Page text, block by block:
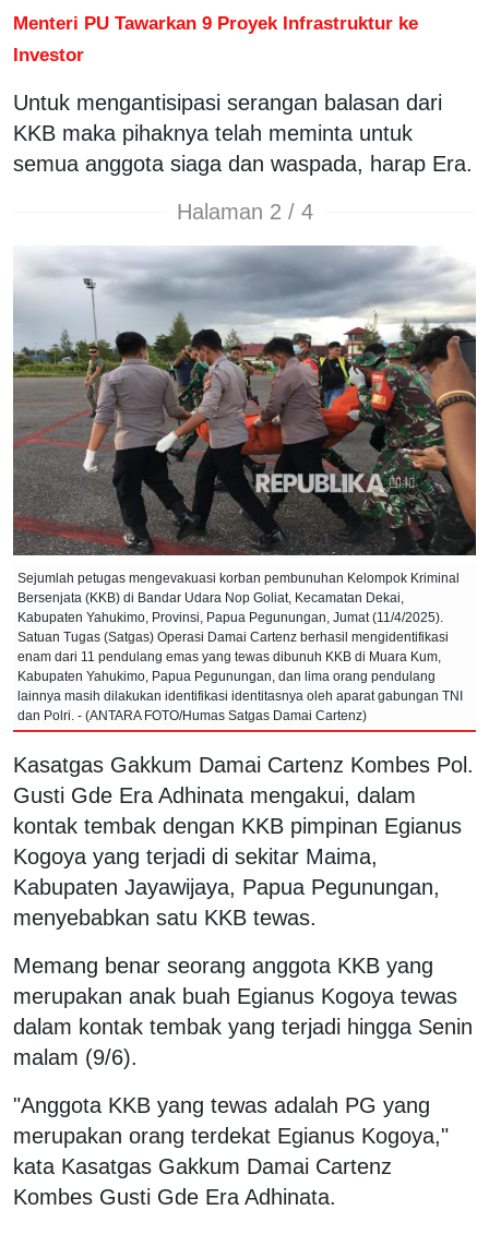
Menteri PU Tawarkan 9 Proyek Infrastruktur ke
Investor
Untuk mengantisipasi serangan balasan dari
KKB maka pihaknya telah meminta untuk
semua anggota siaga dan waspada, harap Era.
Halaman 2 / 4
Sejumlah petugas mengevakuasi korban pembunuhan Kelompok Kriminal
Bersenjata (KKB) di Bandar Udara Nop Goliat, Kecamatan Dekai,
Kabupaten Yahukimo, Provinsi, Papua Pegunungan, Jumat (11/4/2025).
Satuan Tugas (Satgas) Operasi Damai Cartenz berhasil mengidentifikasi
enam dari 11 pendulang emas yang tewas dibunuh KKB di Muara Kum,
Kabupaten Yahukimo, Papua Pegunungan, dan lima orang pendulang
lainnya masih dilakukan identifikasi identitasnya oleh aparat gabungan TNI
dan Polri. - (ANTARA FOTO/Humas Satgas Damai Cartenz)
Kasatgas Gakkum Damai Cartenz Kombes Pol.
Gusti Gde Era Adhinata mengakui, dalam
kontak tembak dengan KKB pimpinan Egianus
Kogoya yang terjadi di sekitar Maima,
Kabupaten Jayawijaya, Papua Pegunungan,
menyebabkan satu KKB tewas.
Memang benar seorang anggota KKB yang
merupakan anak buah Egianus Kogoya tewas
dalam kontak tembak yang terjadi hingga Senin
malam (9/6).
"Anggota KKB yang tewas adalah PG yang
merupakan orang terdekat Egianus Kogoya,"
kata Kasatgas Gakkum Damai Cartenz
Kombes Gusti Gde Era Adhinata.